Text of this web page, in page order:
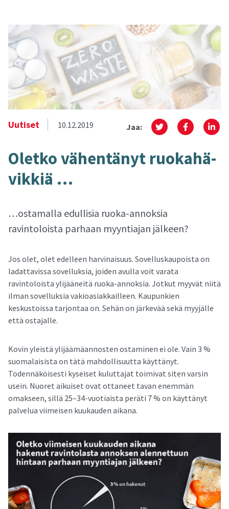
Uutiset 10.12.2019 Jaa:
Olet­ko vä­hen­tä­nyt ruo­ka­hä­
vik­kiä …
…ostamalla edullisia ruoka-annoksia
ravintoloista parhaan myyntiajan jälkeen?
Jos olet, olet edelleen harvinaisuus. Sovelluskaupoista on
ladattavissa sovelluksia, joiden avulla voit varata
ravintoloista ylijääneitä ruoka-annoksia. Jotkut myyvät niitä
ilman sovelluksia vakioasiakkailleen. Kaupunkien
keskustoissa tarjontaa on. Sehän on järkevää sekä myyjälle
että ostajalle.
Kovin yleistä ylijäämäannosten ostaminen ei ole. Vain 3 %
suomalaisista on tätä mahdollisuutta käyttänyt.
Todennäköisesti kyseiset kuluttajat toimivat siten varsin
usein. Nuoret aikuiset ovat ottaneet tavan enemmän
omakseen, sillä 25–34-vuotiaista peräti 7 % on käyttänyt
palvelua viimeisen kuukauden aikana.